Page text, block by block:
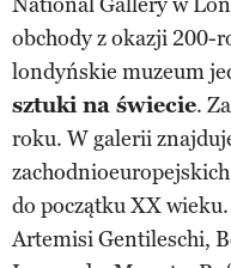
obchody z okazji 200-
londyńskie muzeum
sztuki na świecie.
roku. W galerii
do początku XX
Artemisi Gentileschi,